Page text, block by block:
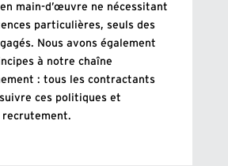
main-d’œuvre ne nécessitant
particulières, seuls des
Nous avons également
à notre chaîne
: tous les contractants
ces politiques et
recrutement.